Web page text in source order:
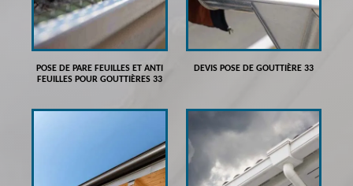
POSE DE PARE FEUILLES ET ANTI
FEUILLES POUR GOUTTIÈRES 33
DEVIS POSE DE GOUTTIÈRE 33